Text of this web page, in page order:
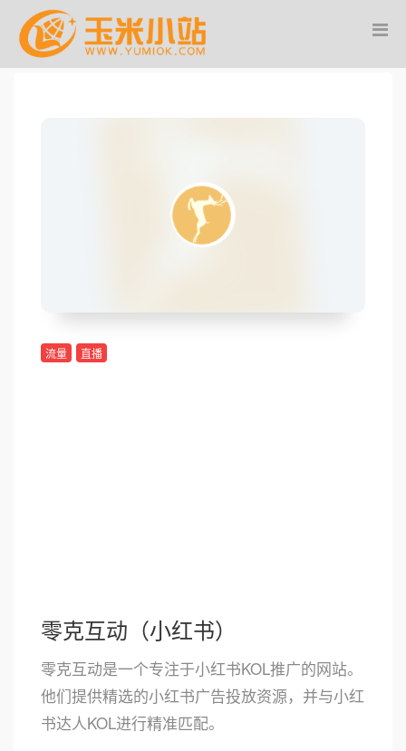
流量 直播
零克互动（小红书）
零克互动是一个专注于小红书KOL推广的网站。
他们提供精选的小红书广告投放资源，并与小红
书达人KOL进行精准匹配。